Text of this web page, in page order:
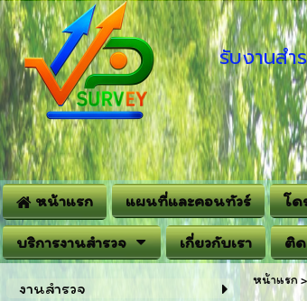
รับงานสำ
หน้าแรก แผนที่และคอนทัวร์ โด
บริการงานสำรวจ เกี่ยวกับเรา ติด
งานสำรวจ
หน้าแรก>